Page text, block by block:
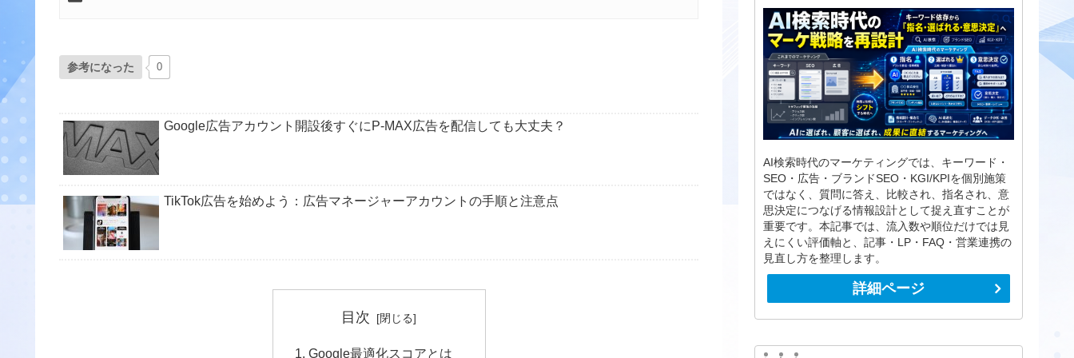
参考になった 0
Google広告アカウント開設後すぐにP-MAX広告を配信しても大丈夫？
TikTok広告を始めよう：広告マネージャーアカウントの手順と注意点
目次
Google最適化スコアとは
AI検索時代のマーケティングでは、キーワード・
SEO・広告・ブランドSEO・KGI/KPIを個別施策
ではなく、質問に答え、比較され、指名され、意
思決定につなげる情報設計として捉え直すことが
重要です。本記事では、流入数や順位だけでは見
えにくい評価軸と、記事・LP・FAQ・営業連携の
見直し方を整理します。
詳細ページ